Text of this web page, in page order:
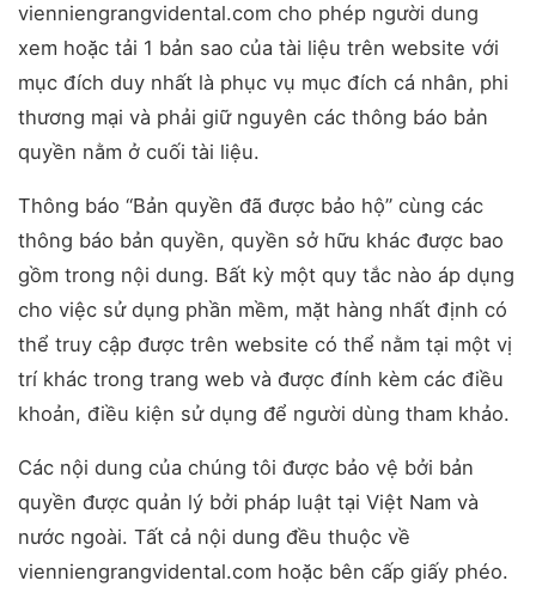
vienniengrangvidental.com cho phép người dung
xem hoặc tải 1 bản sao của tài liệu trên website với
mục đích duy nhất là phục vụ mục đích cá nhân, phi
thương mại và phải giữ nguyên các thông báo bản
quyền nằm ở cuối tài liệu.
Thông báo “Bản quyền đã được bảo hộ” cùng các
thông báo bản quyền, quyền sở hữu khác được bao
gồm trong nội dung. Bất kỳ một quy tắc nào áp dụng
cho việc sử dụng phần mềm, mặt hàng nhất định có
thể truy cập được trên website có thể nằm tại một vị
trí khác trong trang web và được đính kèm các điều
khoản, điều kiện sử dụng để người dùng tham khảo.
Các nội dung của chúng tôi được bảo vệ bởi bản
quyền được quản lý bởi pháp luật tại Việt Nam và
nước ngoài. Tất cả nội dung đều thuộc về
vienniengrangvidental.com hoặc bên cấp giấy phéo.